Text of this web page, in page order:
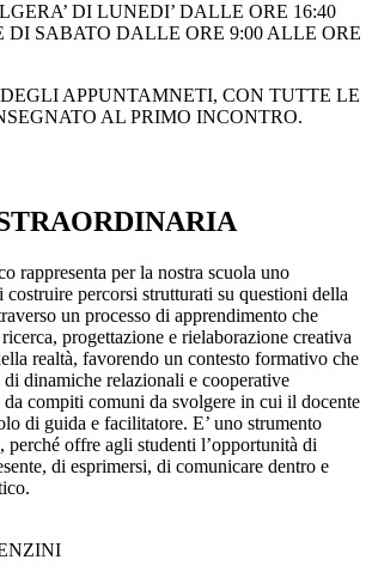
DI LUNEDI’ DALLE ORE 16:40
DI SABATO DALLE ORE 9:00 ALLE ORE
APPUNTAMNETI, CON TUTTE LE
AL PRIMO INCONTRO.
rappresenta per la nostra scuola uno
costruire percorsi strutturati su questioni della
un processo di apprendimento che
progettazione e rielaborazione creativa
realtà, favorendo un contesto formativo che
dinamiche relazionali e cooperative
da compiti comuni da svolgere in cui il docente
di guida e facilitatore. E’ uno strumento
perché offre agli studenti l’opportunità di
di esprimersi, di comunicare dentro e